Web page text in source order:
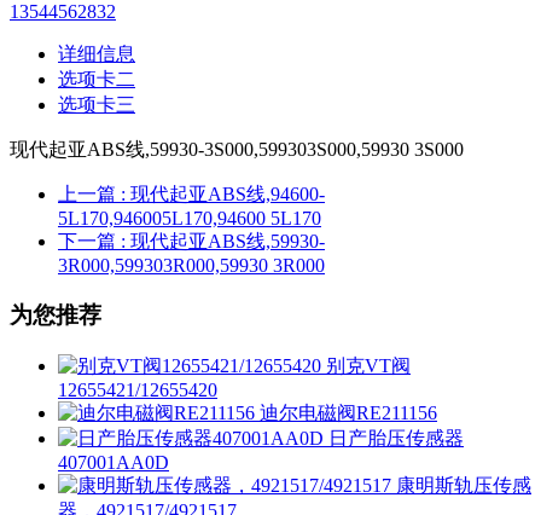
13544562832
详细信息
选项卡二
选项卡三
现代起亚ABS线,59930-3S000,599303S000,59930 3S000
上一篇 : 现代起亚ABS线,94600-
5L170,946005L170,94600 5L170
下一篇 : 现代起亚ABS线,59930-
3R000,599303R000,59930 3R000
为您推荐
别克VT阀
12655421/12655420
迪尔电磁阀RE211156
日产胎压传感器
407001AA0D
康明斯轨压传感
器，4921517/4921517